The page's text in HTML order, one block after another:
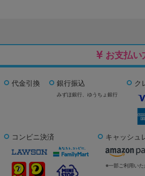
お支払い
代金引換 銀行振込
みずほ銀行、 ゆうちょ銀行
ク
コンビニ決済 キャッシュ
※一部ご利用いた